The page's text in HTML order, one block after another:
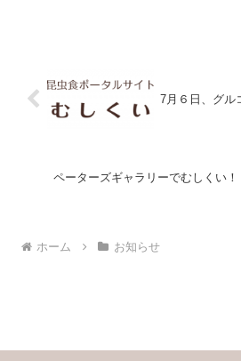
7月６日、グル
ペーターズギャラリーでむしくい！
ホーム お知らせ